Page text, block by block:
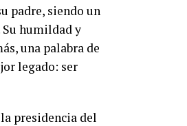
padre, siendo un
Su humildad y
una palabra de
legado: ser
presidencia del